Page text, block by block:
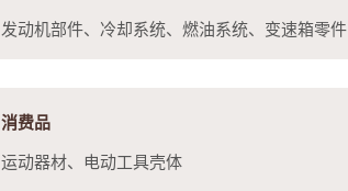
发动机部件、冷却系统、燃油系统、变速箱零件
消费品
运动器材、电动工具壳体